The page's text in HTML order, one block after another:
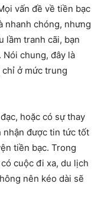
vấn đề về tiền bạc
nhanh chóng, nhưng
lầm tranh cãi, bạn
chung, đây là
chỉ ở mức trung
hoặc có sự thay
nhận được tin tức tốt
tiền bạc. Trong
cuộc đi xa, du lịch
nên kéo dài sẽ